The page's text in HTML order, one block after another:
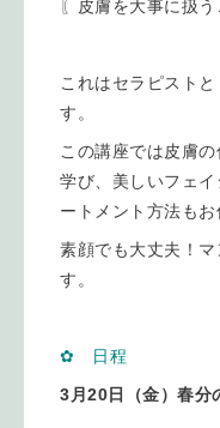
〖皮膚を大事に扱
これはセラピスト
す。
この講座では皮膚
学び、美しいフェ
ートメント方法もお
素顔でも大丈夫！
す。
✿ 日程
3月20日（金）春